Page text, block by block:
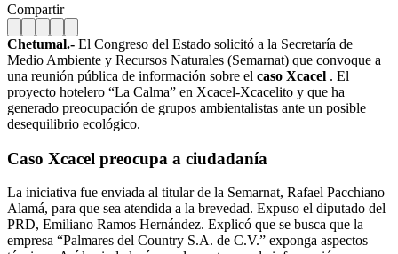
Compartir
Chetumal.- El Congreso del Estado solicitó a la Secretaría de
Medio Ambiente y Recursos Naturales (Semarnat) que convoque a
una reunión pública de información sobre el caso Xcacel . El
proyecto hotelero “La Calma” en Xcacel-Xcacelito y que ha
generado preocupación de grupos ambientalistas ante un posible
desequilibrio ecológico.
Caso Xcacel preocupa a ciudadanía
La iniciativa fue enviada al titular de la Semarnat, Rafael Pacchiano
Alamá, para que sea atendida a la brevedad. Expuso el diputado del
PRD, Emiliano Ramos Hernández. Explicó que se busca que la
empresa “Palmares del Country S.A. de C.V.” exponga aspectos